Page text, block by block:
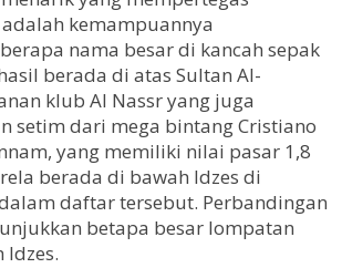
kemampuannya
nama besar di kancah sepak
berada di atas Sultan Al-
klub Al Nassr yang juga
setim dari mega bintang Cristiano
yang memiliki nilai pasar 1,8
berada di bawah Idzes di
daftar tersebut. Perbandingan
betapa besar lompatan